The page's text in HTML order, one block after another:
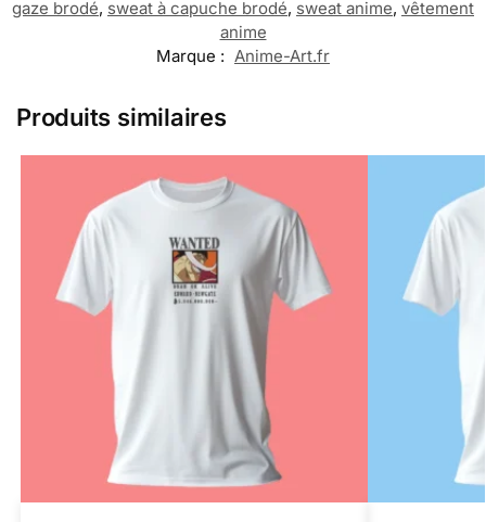
gaze brodé, sweat à capuche brodé, sweat anime, vêtement
anime
Marque : Anime-Art.fr
Produits similaires